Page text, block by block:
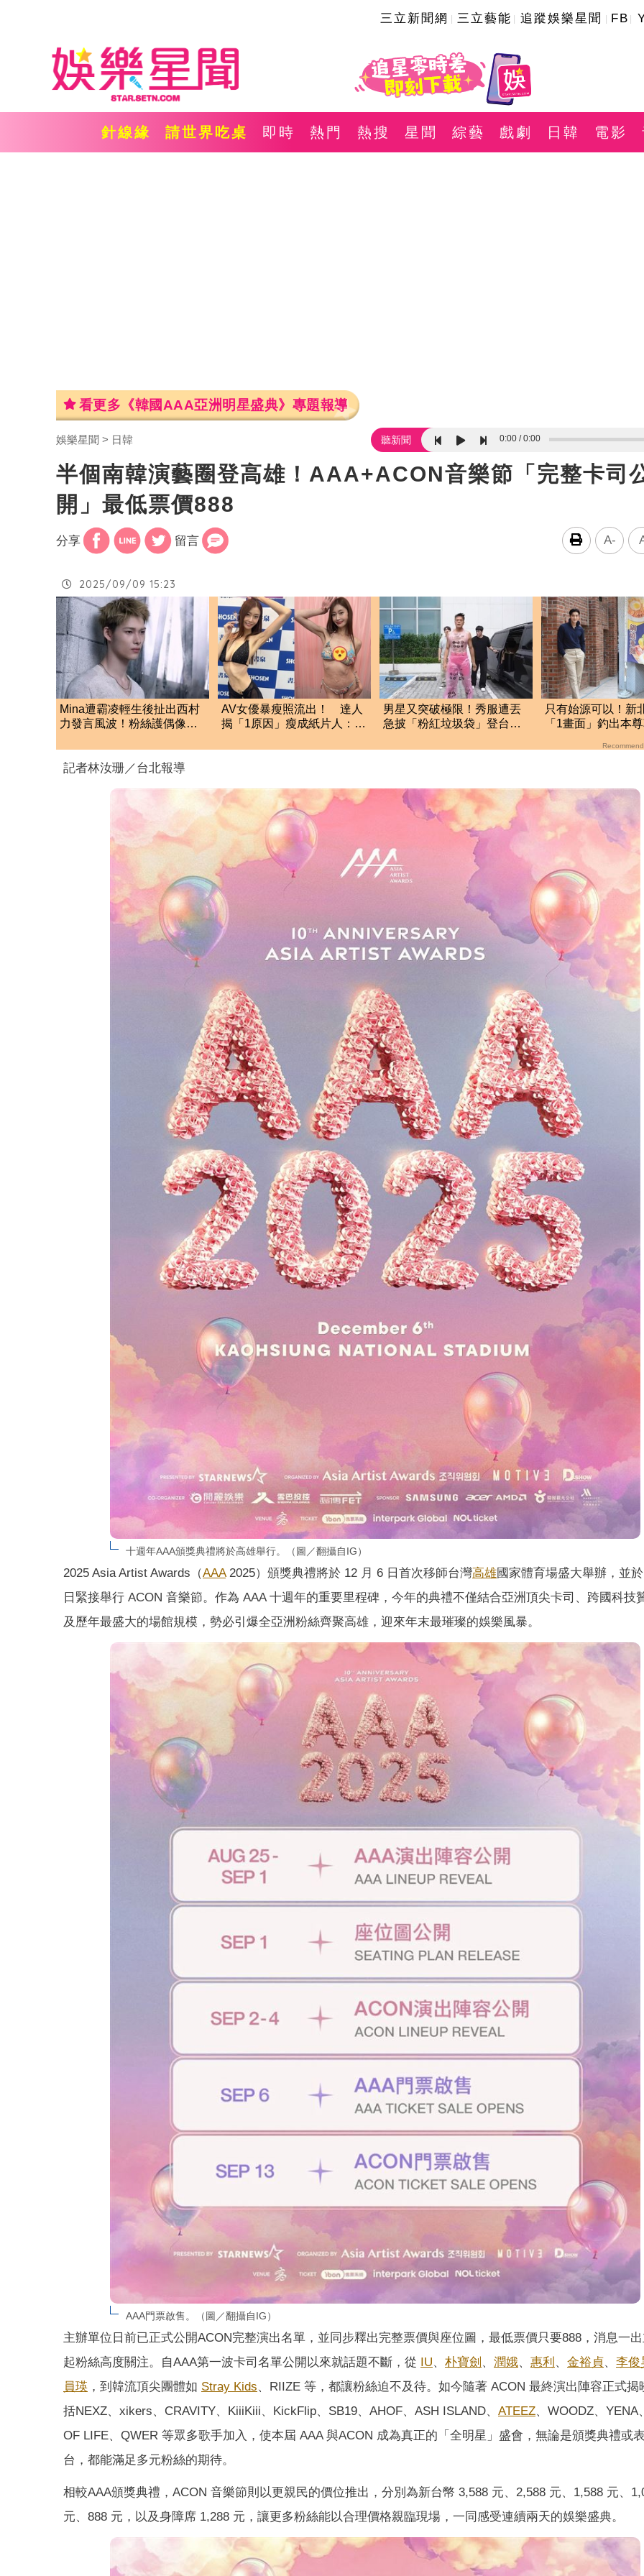
三立新聞網 三立藝能 追蹤娛樂星聞 FB
針線緣 請世界吃桌 即時 熱門 熱搜 星聞 綜藝 戲劇 日韓 電影
看更多《韓國AAA亞洲明星盛典》專題報導
娛樂星聞 日韓 聽新聞 0:00 0:00
半個南韓演藝圈登高雄！AAA+ACON音樂節「完整卡司
開」最低票價888
分享 留言 A-
2025/09/09 15:23
Mina遭霸凌輕生後扯出西村
力發言風波！粉絲護偶像發
AV女優暴瘦照流出！ 達人
揭「1原因」瘦成紙片人：像
男星又突破極限！秀服遭丟
急披「粉紅垃圾袋」登台
只有始源可以！新
「1畫面」釣出本
記者林汝珊／台北報導
十週年AAA頒獎典禮將於高雄舉行。（圖／翻攝自IG）
2025 Asia Artist Awards（AAA2025）頒獎典禮將於 12 月 6 日首次移師台灣高雄國家體育場盛大舉辦，並
日緊接舉行 ACON 音樂節。作為 AAA 十週年的重要里程碑，今年的典禮不僅結合亞洲頂尖卡司、跨國科技
及歷年最盛大的場館規模，勢必引爆全亞洲粉絲齊聚高雄，迎來年末最璀璨的娛樂風暴。
AAA門票啟售。（圖／翻攝自IG）
主辦單位日前已正式公開ACON完整演出名單，並同步釋出完整票價與座位圖，最低票價只要888，消息一
起粉絲高度關注。自AAA第一波卡司名單公開以來就話題不斷，從 IU、 朴寶劍 、 潤娥、 惠利 、 金裕貞、 李俊
員瑛 ，到韓流頂尖團體如 Stray Kids、RIIZE 等，都讓粉絲迫不及待。如今隨著 ACON 最終演出陣容正式揭
括NEXZ、xikers、CRAVITY、KiiiKiii、KickFlip、SB19、AHOF、ASH ISLAND、 ATEEZ、WOODZ、YENA
OF LIFE、QWER 等眾多歌手加入，使本屆 AAA 與ACON 成為真正的「全明星」盛會，無論是頒獎典禮或
台，都能滿足多元粉絲的期待。
相較AAA頒獎典禮，ACON 音樂節則以更親民的價位推出，分別為新台幣 3,588 元、2,588 元、1,588 元、
元、888 元，以及身障席 1,288 元，讓更多粉絲能以合理價格親臨現場，一同感受連續兩天的娛樂盛典。